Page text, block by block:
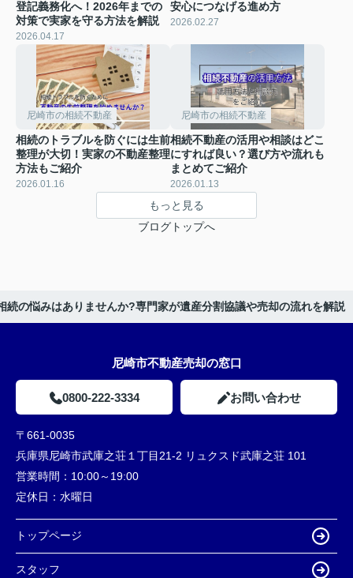
登記義務化へ！2026年までの
対策で実家を守る方法を解説
2026.04.17
安心につなげる進め方
2026.02.27
尼崎市の相続不動産
相続のトラブルを防ぐには生前
整理が大切！実家の不動産整理
方法もご紹介
2026.01.16
尼崎市の相続不動産
相続不動産の活用や相談はどこ
にすれば良い？選び方や流れも
まとめてご紹介
2026.01.13
もっと見る
ブログトップへ
続の悩みはありませんか?専門家が遺産分割協議や売却の流れを解説
尼崎市不動産売却の窓口
0800-222-3334 お問い合わせ
〒661-0035
兵庫県尼崎市武庫之荘１丁目21-2 リュクスド武庫之荘 101
営業時間： 10:00～19:00
定休日： 水曜日
トップページ
スタッフ